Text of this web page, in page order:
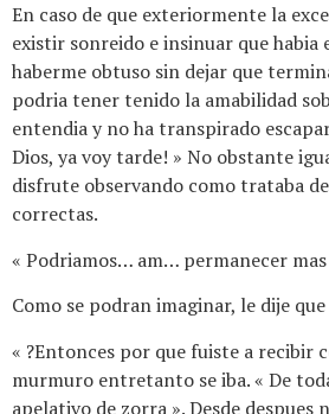
En caso de que exteriormente la
existir sonreido e insinuar que
haberme obtuso sin dejar que
podria tener tenido la amabilidad
entendia y no ha transpirado
Dios, ya voy tarde! » No obstante
disfrute observando como trataba
correctas.
« Podriamos… am… permanecer
Como se podran imaginar, le dije
« ?Entonces por que fuiste a recibir
murmuro entretanto se iba. « De
apelativo de zorra ». Desde despues